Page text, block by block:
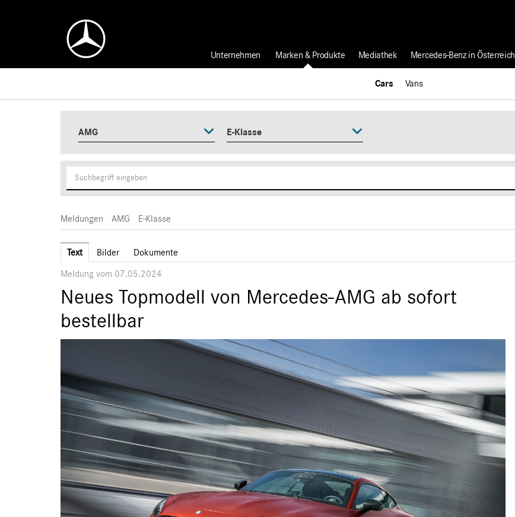
Unternehmen Marken & Produkte
Cars
AMG E-Klasse
Vans
Mediathek Mercedes-Benz in Österreich
Meldungen AMG E-Klasse
Text Bilder Dokumente
Meldung vom 07.05.2024
Neues Topmodell von Mercedes-AMG ab sofort
bestellbar